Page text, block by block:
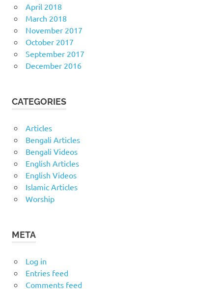
April 2018
March 2018
November 2017
October 2017
September 2017
December 2016
CATEGORIES
Articles
Bengali Articles
Bengali Videos
English Articles
English Videos
Islamic Articles
Worship
META
Log in
Entries feed
Comments feed